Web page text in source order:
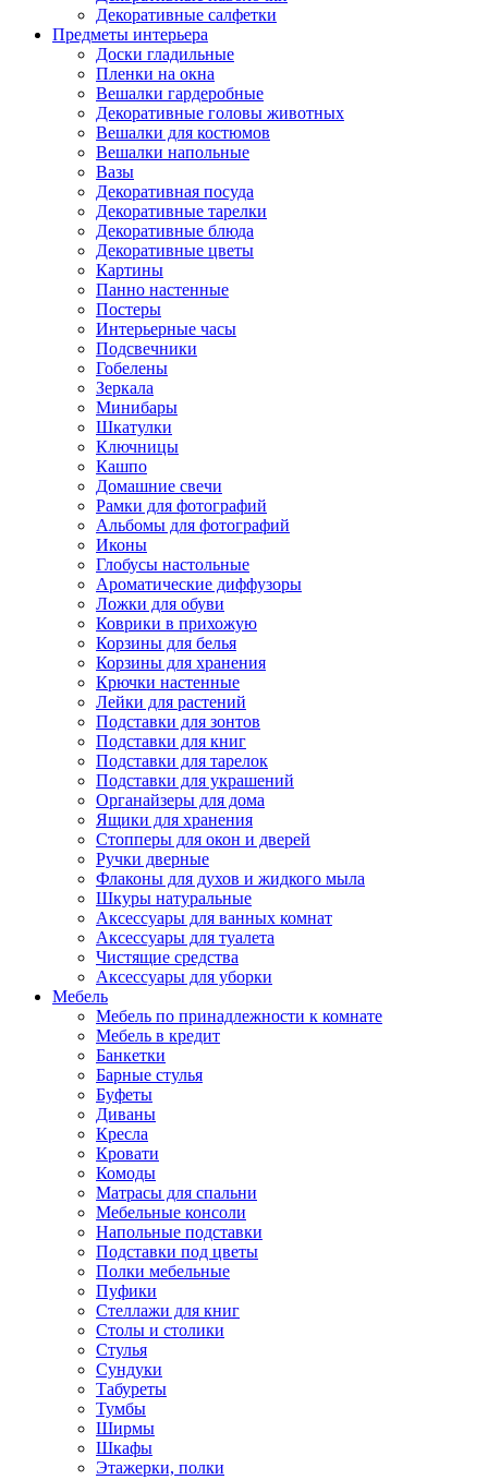
Декоративные салфетки
Предметы интерьера
Доски гладильные
Пленки на окна
Вешалки гардеробные
Декоративные головы животных
Вешалки для костюмов
Вешалки напольные
Вазы
Декоративная посуда
Декоративные тарелки
Декоративные блюда
Декоративные цветы
Картины
Панно настенные
Постеры
Интерьерные часы
Подсвечники
Гобелены
Зеркала
Минибары
Шкатулки
Ключницы
Кашпо
Домашние свечи
Рамки для фотографий
Альбомы для фотографий
Иконы
Глобусы настольные
Ароматические диффузоры
Ложки для обуви
Коврики в прихожую
Корзины для белья
Корзины для хранения
Крючки настенные
Лейки для растений
Подставки для зонтов
Подставки для книг
Подставки для тарелок
Подставки для украшений
Органайзеры для дома
Ящики для хранения
Стопперы для окон и дверей
Ручки дверные
Флаконы для духов и жидкого мыла
Шкуры натуральные
Аксессуары для ванных комнат
Аксессуары для туалета
Чистящие средства
Аксессуары для уборки
Мебель
Мебель по принадлежности к комнате
Мебель в кредит
Банкетки
Барные стулья
Буфеты
Диваны
Кресла
Кровати
Комоды
Матрасы для спальни
Мебельные консоли
Напольные подставки
Подставки под цветы
Полки мебельные
Пуфики
Стеллажи для книг
Столы и столики
Стулья
Сундуки
Табуреты
Тумбы
Ширмы
Шкафы
Этажерки, полки